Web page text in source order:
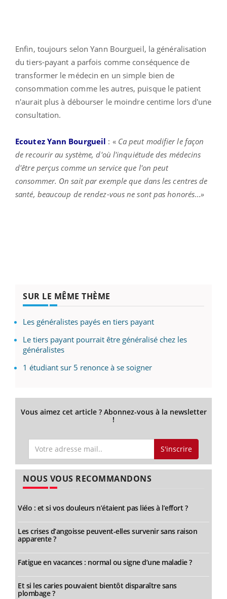
Enfin, toujours selon Yann Bourgueil, la généralisation
du tiers-payant a parfois comme conséquence de
transformer le médecin en un simple bien de
consommation comme les autres, puisque le patient
n'aurait plus à débourser le moindre centime lors d'une
consultation.
Ecoutez Yann Bourgueil : « Ca peut modifier le façon
de recourir au système, d'où l'inquiétude des médecins
d'être perçus comme un service que l'on peut
consommer. On sait par exemple que dans les centres de
santé, beaucoup de rendez-vous ne sont pas honorés...»
SUR LE MÊME THÈME
Les généralistes payés en tiers payant
Le tiers payant pourrait être généralisé chez les
généralistes
1 étudiant sur 5 renonce à se soigner
Vous aimez cet article ? Abonnez-vous à la newsletter
!
S'inscrire
NOUS VOUS RECOMMANDONS
Vélo : et si vos douleurs n’étaient pas liées à l’effort ?
Les crises d’angoisse peuvent-elles survenir sans raison
apparente ?
Fatigue en vacances : normal ou signe d’une maladie ?
Et si les caries pouvaient bientôt disparaître sans
plombage ?